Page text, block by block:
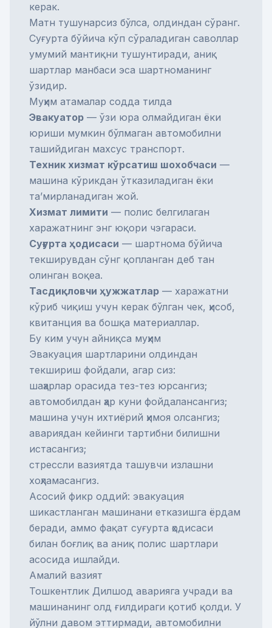
керак.
Матн тушунарсиз бўлса, олдиндан сўранг.
Суғурта бўйича кўп сўраладиган саволлар
умумий мантиқни тушунтиради, аниқ
шартлар манбаси эса шартноманинг
ўзидир.
Муҳим атамалар содда тилда
Эвакуатор — ўзи юра олмайдиган ёки
юриши мумкин бўлмаган автомобилни
ташийдиган махсус транспорт.
Техник хизмат кўрсатиш шохобчаси —
машина кўрикдан ўтказиладиган ёки
та’мирланадиган жой.
Хизмат лимити — полис белгилаган
харажатнинг энг юқори чэгараси.
Суғурта ҳодисаси — шартнома бўйича
текширувдан сўнг қопланган деб тан
олинган воқеа.
Тасдиқловчи ҳужжатлар — харажатни
кўриб чиқиш учун керак бўлган чек, ҳисоб,
квитанция ва бошқа материаллар.
Бу ким учун айниқса муҳим
Эвакуация шартларини олдиндан
текшириш фойдали, агар сиз:
шаҳарлар орасида тез-тез юрсангиз;
автомобилдан ҳар куни фойдалансангиз;
машина учун ихтиёрий ҳимоя олсангиз;
авариядан кейинги тартибни билишни
истасангиз;
стрессли вазиятда ташувчи излашни
хоҳламасангиз.
Асосий фикр оддий: эвакуация
шикастланган машинани етказишга ёрдам
беради, аммо фақат суғурта ҳодисаси
билан боғлиқ ва аниқ полис шартлари
асосида ишлайди.
Амалий вазият
Тошкентлик Дилшод аварияга учради ва
машинанинг олд ғилдираги қотиб қолди. У
йўлни давом эттирмади, автомобилни